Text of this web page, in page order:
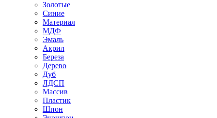
Золотые
Синие
Материал
МДФ
Эмаль
Акрил
Береза
Дерево
Дуб
ЛДСП
Массив
Пластик
Шпон